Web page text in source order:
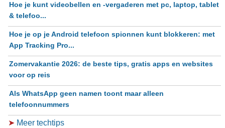
Hoe je kunt videobellen en -vergaderen met pc, laptop, tablet
& telefoo...
Hoe je op je Android telefoon spionnen kunt blokkeren: met
App Tracking Pro...
Zomervakantie 2026: de beste tips, gratis apps en websites
voor op reis
Als WhatsApp geen namen toont maar alleen
telefoonnummers
➤ Meer techtips